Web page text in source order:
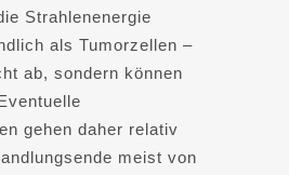
Strahlenenergie
als Tumorzellen –
ab, sondern können
gehen daher relativ
meist von